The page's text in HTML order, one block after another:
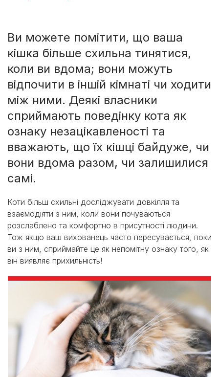
Ви можете помітити, що ваша
кішка більше схильна тинятися,
коли ви вдома; вони можуть
відпочити в іншій кімнаті чи ходити
між ними. Деякі власники
сприймають поведінку кота як
ознаку незацікавленості та
вважають, що їх кішці байдуже, чи
вони вдома разом, чи залишилися
самі.
Коти більш схильні досліджувати довкілля та
взаємодіяти з ним, коли вони почуваються
розслаблено та комфортно в присутності людини.
Тож якщо ваш вихованець часто пересувається, поки
ви з ним, сприймайте це як непомітну ознаку того, як
він виявляє прихильність!